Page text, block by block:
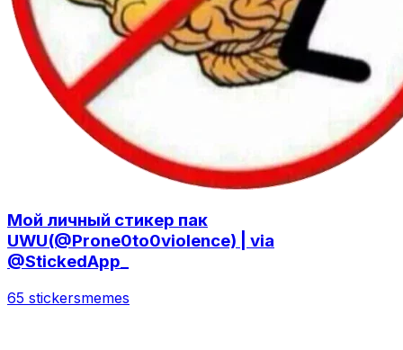
Мой личный стикер пак
UWU(@Prone0to0violence) | via
@StickedApp_
65 stickersmemes